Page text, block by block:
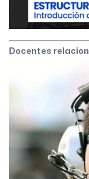
Docentes